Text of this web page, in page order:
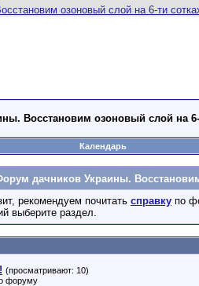
Восстановим озоновый слой на 6-
Календарь
дачников Украины.
рекомендуем почитать справку по
выберите раздел.
(просматривают: 10)
форуму